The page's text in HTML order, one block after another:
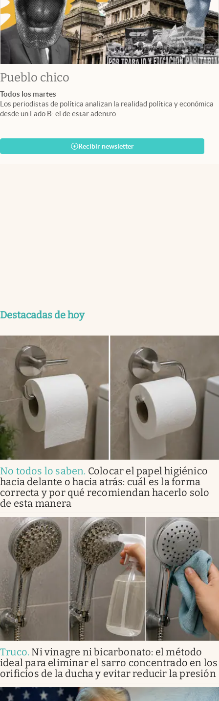
Pueblo chico
Todos los martes
Los periodistas de política analizan la realidad política y económica
desde un Lado B: el de estar adentro.
Recibir newsletter
Destacadas de hoy
No todos lo saben. Colocar el papel higiénico
hacia delante o hacia atrás: cuál es la forma
correcta y por qué recomiendan hacerlo solo
de esta manera
Truco. Ni vinagre ni bicarbonato: el método
ideal para eliminar el sarro concentrado en los
orificios de la ducha y evitar reducir la presión